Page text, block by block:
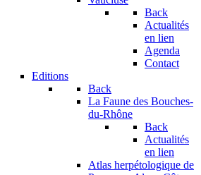
Back
Actualités
en lien
Agenda
Contact
Editions
Back
La Faune des Bouches-
du-Rhône
Back
Actualités
en lien
Atlas herpétologique de